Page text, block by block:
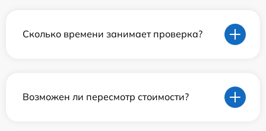
Сколько времени занимает проверка?
Возможен ли пересмотр стоимости?